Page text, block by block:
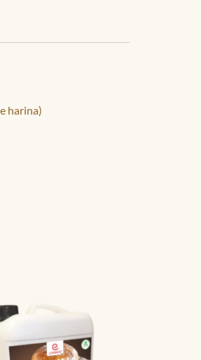
harina)